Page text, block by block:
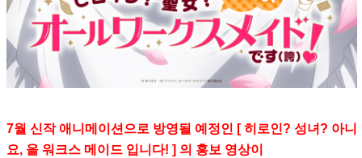
7월 신작 애니메이션으로 방영될 예정인 [ 히로인? 성녀? 아니
요, 올 워크스 메이드 입니다! ] 의 홍보 영상이